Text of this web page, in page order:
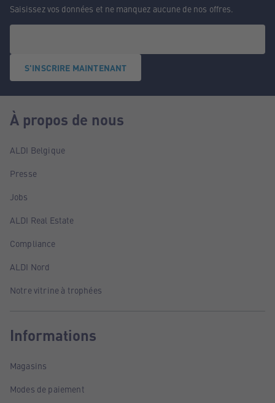
Saisissez vos données et ne manquez aucune de nos offres.
S'INSCRIRE MAINTENANT
À propos de nous
ALDI Belgique
Presse
Jobs
ALDI Real Estate
Compliance
ALDI Nord
Notre vitrine à trophées
Informations
Magasins
Modes de paiement